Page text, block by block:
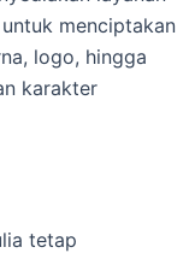
menciptakan
logo, hingga
karakter
tetap